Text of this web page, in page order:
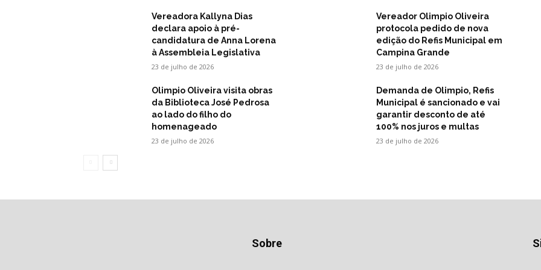
Vereadora Kallyna Dias
declara apoio à pré-
candidatura de Anna Lorena
à Assembleia Legislativa
23 de julho de 2026
Vereador Olimpio Oliveira
protocola pedido de nova
edição do Refis Municipal em
Campina Grande
23 de julho de 2026
Olimpio Oliveira visita obras
da Biblioteca José Pedrosa
ao lado do filho do
homenageado
23 de julho de 2026
Demanda de Olimpio, Refis
Municipal é sancionado e vai
garantir desconto de até
100% nos juros e multas
23 de julho de 2026
Sobre